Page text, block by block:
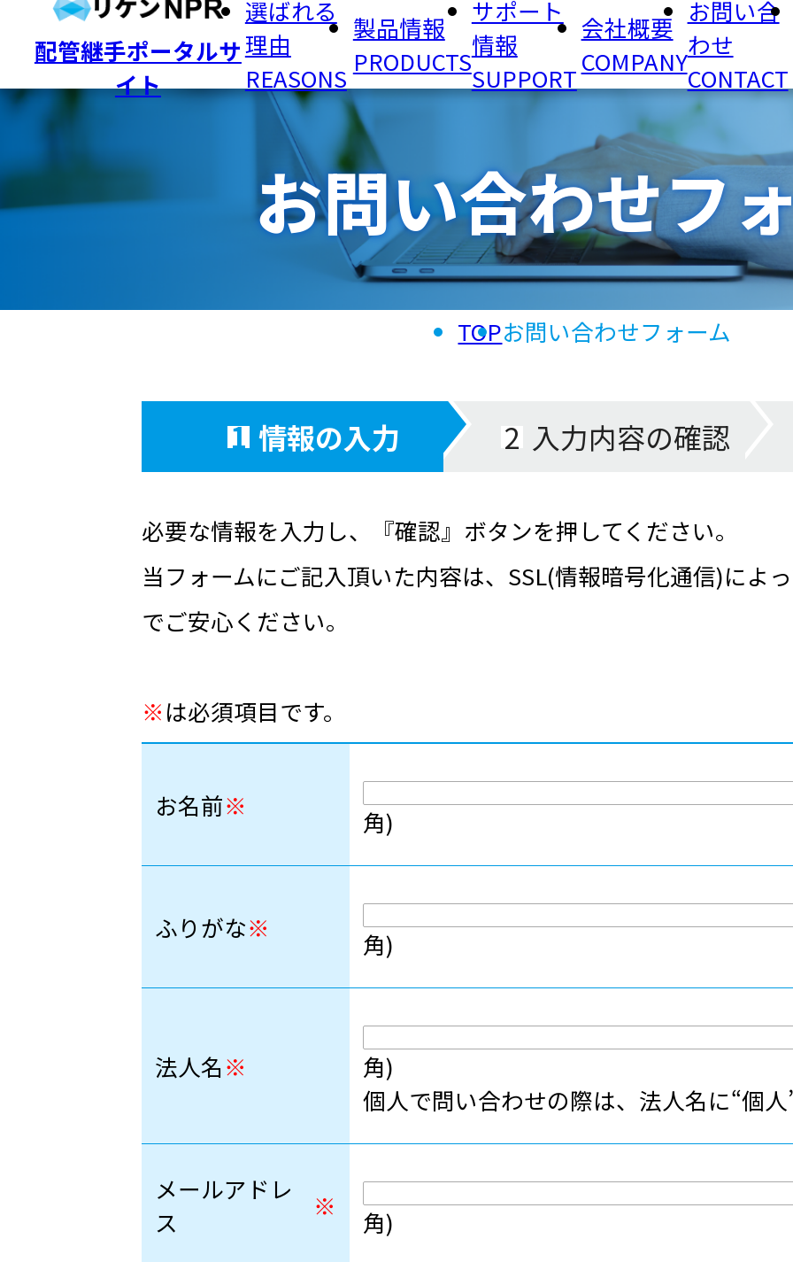
配管継手ポータルサ
イト
選ばれる
理由
REASONS
製品情報
PRODUCTS
製品検索
トップジョイント
配管システム
TLジョイント
ZD継手
20K継手 FK継手
LAカップリング・
グリップLA
NS溶接サドル 1押継手
コマプッシュジョ
イントM型
サポート
情報
SUPPORT
カタログ・入個
製品図面
（納入図面・CAD
データ）
各種認証書
会社概要
COMPANY
お問い合
わせ
CONTACT
お問い合わせフ
TOPお問い合わせフォーム
1 情報の入力 2 入力内容の確認
必要な情報を入力し、『確認』ボタンを押してください。
当フォームにご記入頂いた内容は、SSL(情報暗号化通信)によ
でご安心ください。
※は必須項目です。
お名前※
角)
ふりがな※
角)
法人名※
角)
個人で問い合わせの際は、法人名に“個人
メールアドレ
ス
※
角)